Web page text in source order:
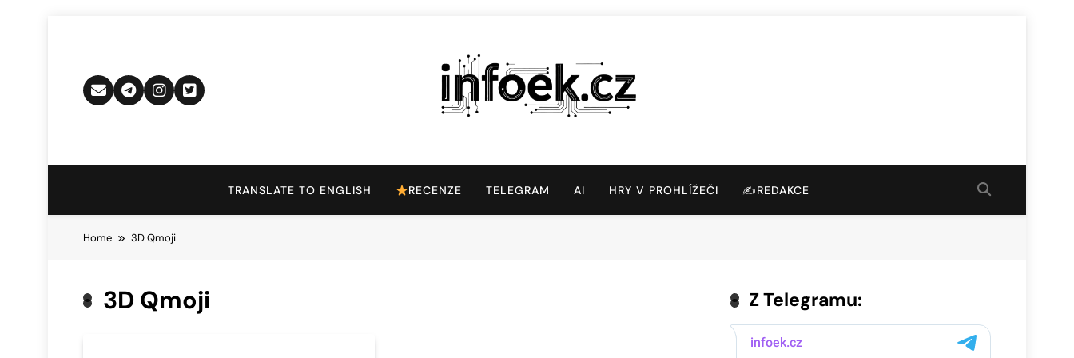
Infoek.cz
TRANSLATE TO ENGLISH RECENZE TELEGRAM AI HRY V PROHLÍŽEČI ✍️REDAKCE
Home 3D Qmoji
3D Qmoji Z Telegramu: